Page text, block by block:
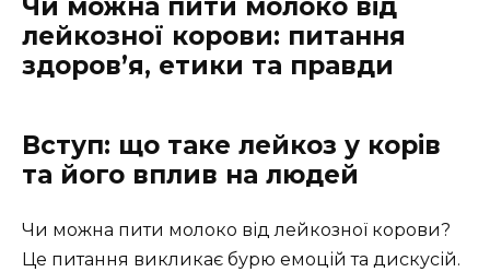
лейкозної корови: питання
здоров’я, етики та правди
Вступ: що таке лейкоз у корів
та його вплив на людей
Чи можна пити молоко від лейкозної корови?
Це питання викликає бурю емоцій та дискусій.